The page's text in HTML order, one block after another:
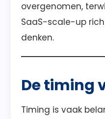
overgenomen,
SaaS-scale-up
denken.
De timing
Timing is vaak